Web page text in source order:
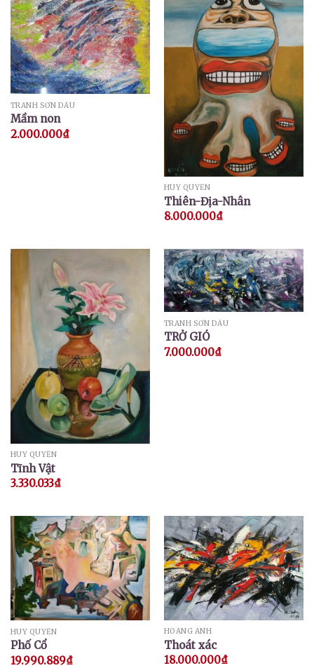
TRANH SƠN DẦU
Mầm non
2.000.000₫
HUY QUYỂN
Thiên-Địa-Nhân
8.000.000₫
HUY QUYỂN
Tĩnh Vật
3.330.033₫
TRANH SƠN DẦU
TRỞ GIÓ
7.000.000₫
HUY QUYỂN
Phố Cổ
19.990.889₫
HOÀNG ANH
Thoát xác
18.000.000₫